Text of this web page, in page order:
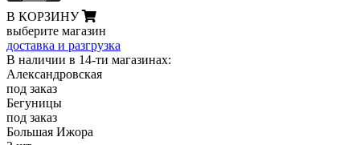
В КОРЗИНУ
выберите магазин
доставка и разгрузка
В наличии в 14-ти магазинах:
Александровская
под заказ
Бегуницы
под заказ
Большая Ижора